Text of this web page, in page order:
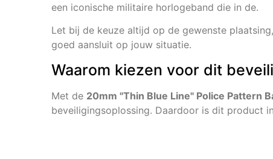
een iconische militaire horlogeband die in de.
Let bij de keuze altijd op de gewenste
goed aansluit op jouw situatie.
Waarom kiezen voor dit
Met de 20mm "Thin Blue Line" Police Pattern
beveiligingsoplossing. Daardoor is dit product